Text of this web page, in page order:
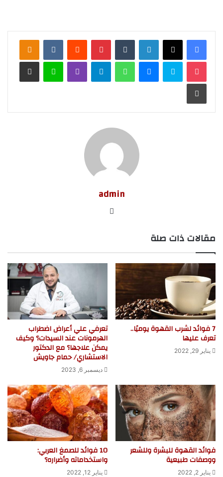
لينكدإن بينتيريست
سكايب واتساب لاين
admin
مقالات ذات صلة
7 فوائد لشرب القهوة يوميًا..
تعرف عليها
يناير 29, 2022
تعرفي علي أعراض اضطراب
الهرمونات عند السيدات؟ وكيف
يمكن علاجها؟ مع الدكتور
الاستشاري/ حمام جاويش
ديسمبر 6, 2023
فوائد القهوة للبشرة وللشعر
ووصفات طبيعية
يناير 2, 2022
10 فوائد للصمغ العربي:
واستخداماته وأضراره؟
يناير 12, 2022